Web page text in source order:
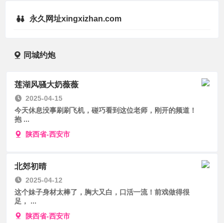
永久网址xingxizhan.com
同城约炮
莲湖风骚大奶薇薇
2025-04-15
今天休息没事刷刷飞机，碰巧看到这位老师，刚开的频道！
抱 ...
陕西省-西安市
北郊初晴
2025-04-12
这个妹子身材太棒了，胸大又白，口活一流！前戏做得很
足， ...
陕西省-西安市